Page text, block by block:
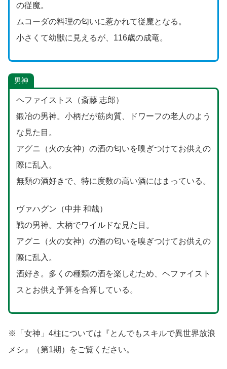
の従魔。
ムコーダの料理の匂いに惹かれて従魔となる。
小さくて幼獣に見えるが、116歳の成竜。
男神
ヘファイストス（斎藤 志郎）
鍛冶の男神。小柄だが筋肉質、ドワーフの老人のよう
な見た目。
アグニ（火の女神）の酒の匂いを嗅ぎつけてお供えの
際に乱入。
無類の酒好きで、特に度数の高い酒にはまっている。
ヴァハグン（中井 和哉）
戦の男神。大柄でワイルドな見た目。
アグニ（火の女神）の酒の匂いを嗅ぎつけてお供えの
際に乱入。
酒好き。多くの種類の酒を楽しむため、ヘファイスト
スとお供え予算を合算している。
※「女神」4柱については『とんでもスキルで異世界放浪
メシ』（第1期）をご覧ください。